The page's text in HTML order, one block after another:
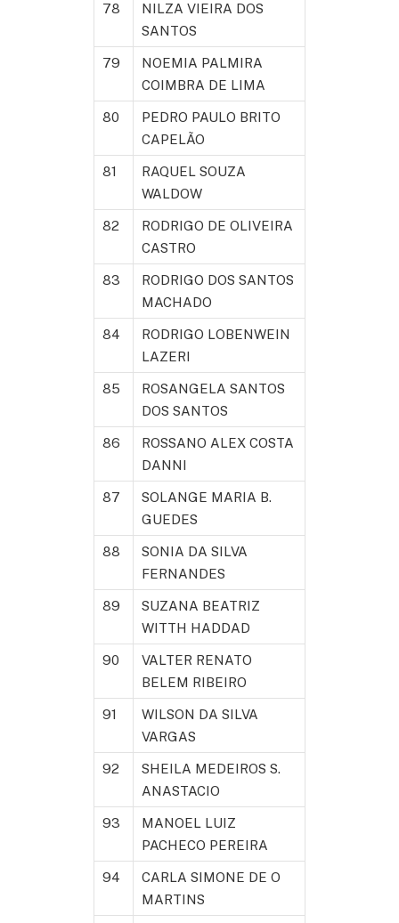
78
NILZA VIEIRA DOS
SANTOS
79
NOEMIA PALMIRA
COIMBRA DE LIMA
80
PEDRO PAULO BRITO
CAPELÃO
81
RAQUEL SOUZA
WALDOW
82
RODRIGO DE OLIVEIRA
CASTRO
83
RODRIGO DOS SANTOS
MACHADO
84
RODRIGO LOBENWEIN
LAZERI
85
ROSANGELA SANTOS
DOS SANTOS
86
ROSSANO ALEX COSTA
DANNI
87
SOLANGE MARIA B.
GUEDES
88
SONIA DA SILVA
FERNANDES
89
SUZANA BEATRIZ
WITTH HADDAD
90
VALTER RENATO
BELEM RIBEIRO
91
WILSON DA SILVA
VARGAS
92
SHEILA MEDEIROS S.
ANASTACIO
93
MANOEL LUIZ
PACHECO PEREIRA
94
CARLA SIMONE DE O
MARTINS